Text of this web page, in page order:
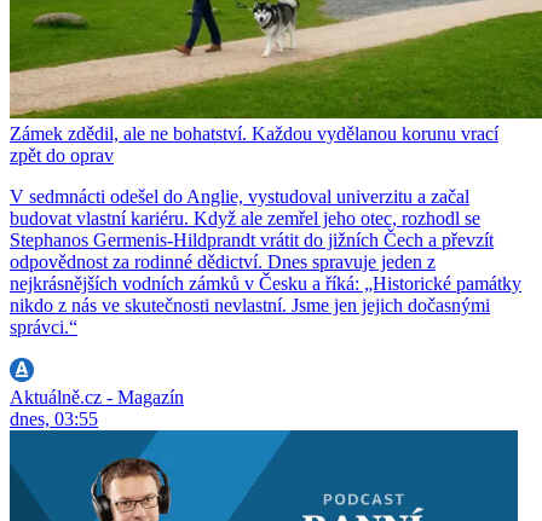
Zámek zdědil, ale ne bohatství. Každou vydělanou korunu vrací
zpět do oprav
V sedmnácti odešel do Anglie, vystudoval univerzitu a začal
budovat vlastní kariéru. Když ale zemřel jeho otec, rozhodl se
Stephanos Germenis-Hildprandt vrátit do jižních Čech a převzít
odpovědnost za rodinné dědictví. Dnes spravuje jeden z
nejkrásnějších vodních zámků v Česku a říká: „Historické památky
nikdo z nás ve skutečnosti nevlastní. Jsme jen jejich dočasnými
správci.“
Aktuálně.cz - Magazín
dnes, 03:55